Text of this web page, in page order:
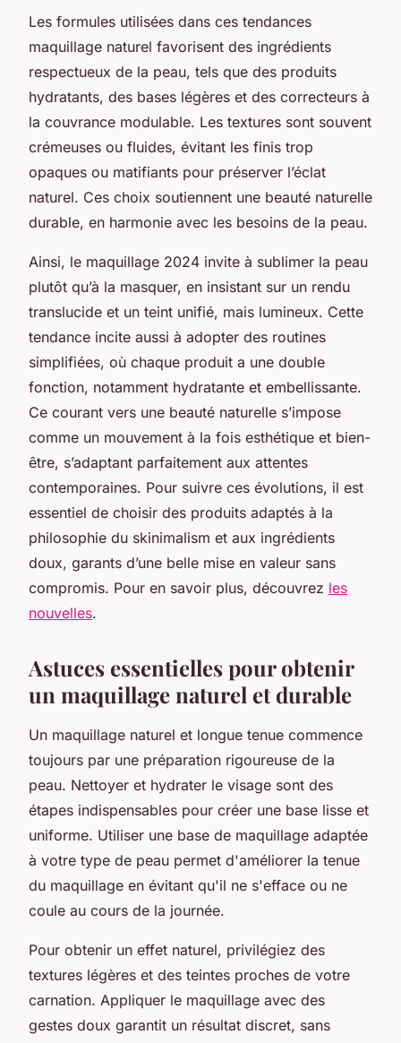
Les formules utilisées dans ces tendances
maquillage naturel favorisent des ingrédients
respectueux de la peau, tels que des produits
hydratants, des bases légères et des correcteurs à
la couvrance modulable. Les textures sont souvent
crémeuses ou fluides, évitant les finis trop
opaques ou matifiants pour préserver l’éclat
naturel. Ces choix soutiennent une beauté naturelle
durable, en harmonie avec les besoins de la peau.
Ainsi, le maquillage 2024 invite à sublimer la peau
plutôt qu’à la masquer, en insistant sur un rendu
translucide et un teint unifié, mais lumineux. Cette
tendance incite aussi à adopter des routines
simplifiées, où chaque produit a une double
fonction, notamment hydratante et embellissante.
Ce courant vers une beauté naturelle s’impose
comme un mouvement à la fois esthétique et bien-
être, s’adaptant parfaitement aux attentes
contemporaines. Pour suivre ces évolutions, il est
essentiel de choisir des produits adaptés à la
philosophie du skinimalism et aux ingrédients
doux, garants d’une belle mise en valeur sans
compromis. Pour en savoir plus, découvrez les
nouvelles.
Astuces essentielles pour obtenir
un maquillage naturel et durable
Un maquillage naturel et longue tenue commence
toujours par une préparation rigoureuse de la
peau. Nettoyer et hydrater le visage sont des
étapes indispensables pour créer une base lisse et
uniforme. Utiliser une base de maquillage adaptée
à votre type de peau permet d'améliorer la tenue
du maquillage en évitant qu'il ne s'efface ou ne
coule au cours de la journée.
Pour obtenir un effet naturel, privilégiez des
textures légères et des teintes proches de votre
carnation. Appliquer le maquillage avec des
gestes doux garantit un résultat discret, sans